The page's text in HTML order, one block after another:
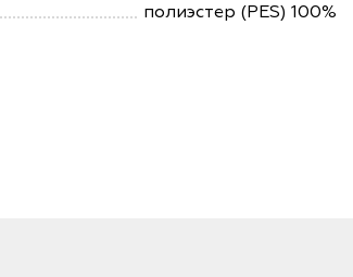
полиэстер (PES) 100%